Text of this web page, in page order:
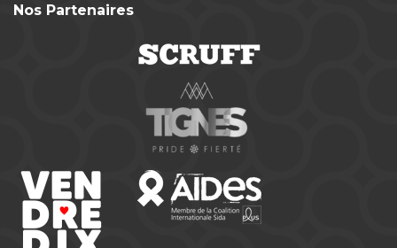
Nos Partenaires